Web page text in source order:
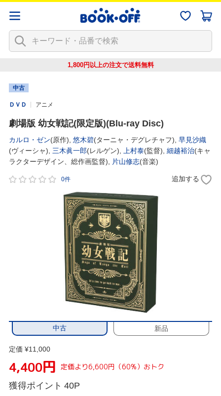
1,800円以上の注文で送料無料
中古
ＤＶＤ アニメ
劇場版 幼女戦記(限定版)(Blu-ray Disc)
カルロ・ゼン(原作), 悠木碧(ターニャ・デグレチャフ), 早見沙織
(ヴィーシャ),
三木眞一郎(レルゲン), 上村泰(監督), 細越裕治(キャ
ラクターデザイン、総作画監督),
片山修志(音楽)
0件 追加する
中古 新品
定価 ¥11,000
4,400円 定価より6,600円（60%）おトク
獲得ポイント 40P